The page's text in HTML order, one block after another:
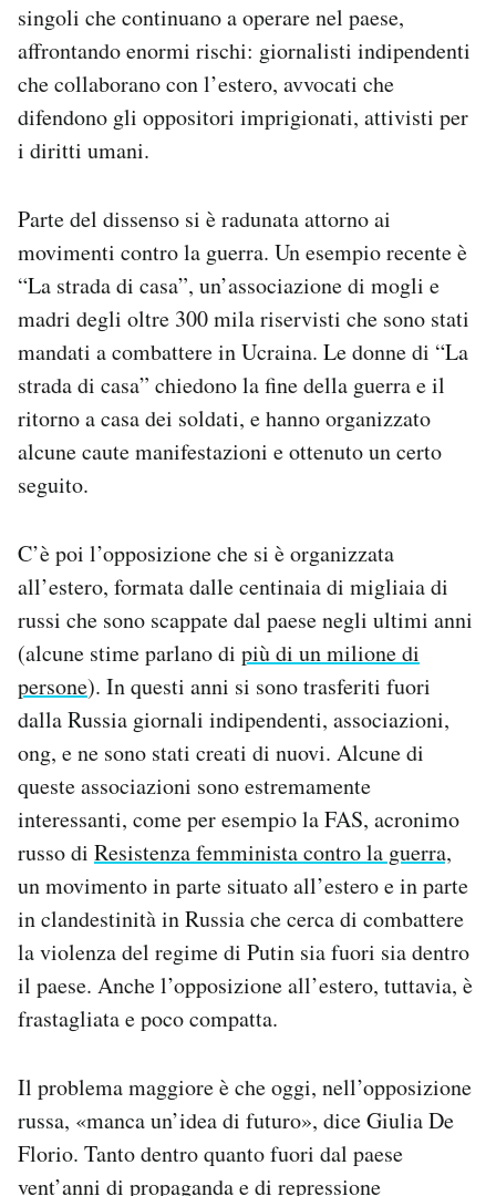
singoli che continuano a operare nel paese,
affrontando enormi rischi: giornalisti indipendenti
che collaborano con l’estero, avvocati che
difendono gli oppositori imprigionati, attivisti per
i diritti umani.
Parte del dissenso si è radunata attorno ai
movimenti contro la guerra. Un esempio recente è
“La strada di casa”, un’associazione di mogli e
madri degli oltre 300 mila riservisti che sono stati
mandati a combattere in Ucraina. Le donne di “La
strada di casa” chiedono la fine della guerra e il
ritorno a casa dei soldati, e hanno organizzato
alcune caute manifestazioni e ottenuto un certo
seguito.
C’è poi l’opposizione che si è organizzata
all’estero, formata dalle centinaia di migliaia di
russi che sono scappate dal paese negli ultimi anni
(alcune stime parlano di più di un milione di
persone). In questi anni si sono trasferiti fuori
dalla Russia giornali indipendenti, associazioni,
ong, e ne sono stati creati di nuovi. Alcune di
queste associazioni sono estremamente
interessanti, come per esempio la FAS, acronimo
russo di Resistenza femminista contro la guerra,
un movimento in parte situato all’estero e in parte
in clandestinità in Russia che cerca di combattere
la violenza del regime di Putin sia fuori sia dentro
il paese. Anche l’opposizione all’estero, tuttavia, è
frastagliata e poco compatta.
Il problema maggiore è che oggi, nell’opposizione
russa, «manca un’idea di futuro», dice Giulia De
Florio. Tanto dentro quanto fuori dal paese
vent’anni di propaganda e di repressione